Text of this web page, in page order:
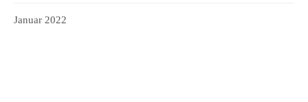
Januar 2022